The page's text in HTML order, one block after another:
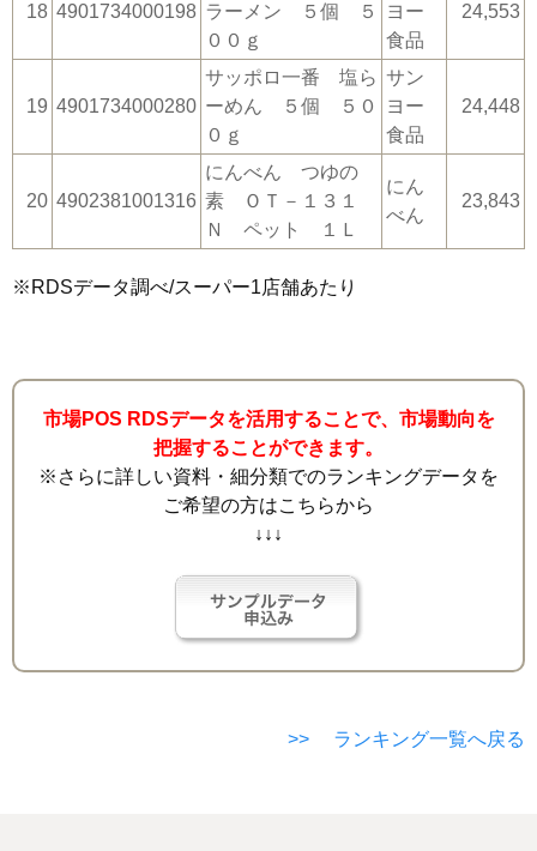
18 4901734000198 ラーメン ５個 ５
００ｇ
ヨー
食品
24,553
19 4901734000280
サッポロ一番 塩ら
ーめん ５個 ５０
０ｇ
サン
ヨー
食品
24,448
20 4902381001316
にんべん つゆの
素 ＯＴ－１３１
Ｎ ペット １Ｌ
にん
べん
23,843
※RDSデータ調べ/スーパー1店舗あたり
市場POS RDSデータを活用することで、市場動向を
把握することができます。
※さらに詳しい資料・細分類でのランキングデータを
ご希望の方はこちらから
↓↓↓
>> ランキング一覧へ戻る